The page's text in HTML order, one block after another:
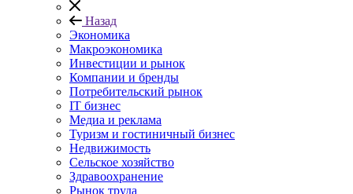
Назад
Экономика
Макроэкономика
Инвестиции и рынок
Компании и бренды
Потребительский рынок
IT бизнес
Медиа и реклама
Туризм и гостиничный бизнес
Недвижимость
Сельское хозяйство
Здравоохранение
Рынок труда